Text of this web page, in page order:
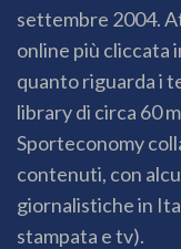
settembre 2004.
online più cliccata
quanto riguarda i
library di circa 60
Sporteconomy
contenuti, con
giornalistiche in
stampata e tv).